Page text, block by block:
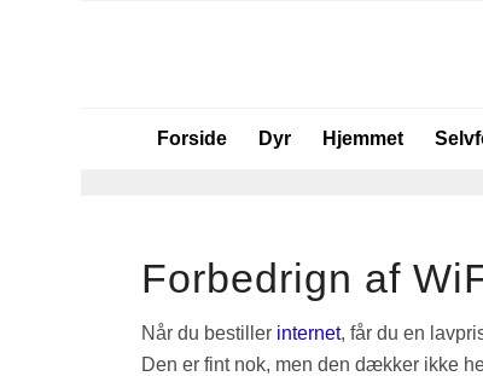
Forside Dyr Hjemmet
Forbedrign af
Når du bestiller internet, får du en
Den er fint nok, men den dækker ikke